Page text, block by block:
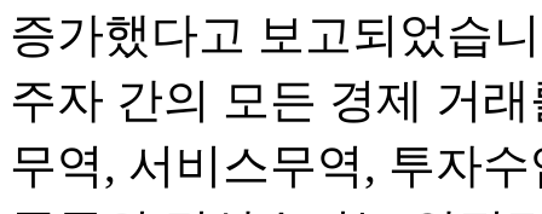
증가했다고 보고되었습
주자 간의 모든 경제 거
무역, 서비스무역, 투자